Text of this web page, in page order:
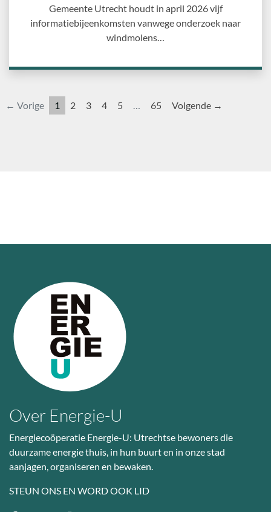
Gemeente Utrecht houdt in april 2026 vijf
informatiebijeenkomsten vanwege onderzoek naar
windmolens…
← Vorige 1 2 3 4 5 … 65 Volgende →
Over Energie-U
Energiecoöperatie Energie-U: Utrechtse bewoners die
duurzame energie thuis, in hun buurt en in onze stad
aanjagen, organiseren en bewaken.
STEUN ONS EN WORD OOK LID